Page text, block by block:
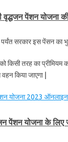
वृद्धजन पेंशन योजना
पर्यंत सरकार इस पेंसन का
किसी तरह का प्रीमियम
वहन किया जाएगा |
योजना 2023
पेंशन योजना के